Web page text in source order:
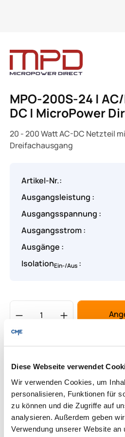
Diese Webseite verwendet
Wir verwenden Cookies, um
personalisieren, Funktionen für
zu können und die Zugriffe auf
analysieren. Außerdem geben
Verwendung unserer Website an
MPO-200S-24 |
DC | MicroPower
20 - 200 Watt AC-DC Netzteil
Dreifachausgang
Lieferung & Rücksendungen
Artikel-Nr.:
Ausgangsleistung :
Ausgangsspannung :
Ausgangsstrom :
Ausgänge :
IsolationEin-/Aus :
Produkt Anzahl: Gib
Downloads zum